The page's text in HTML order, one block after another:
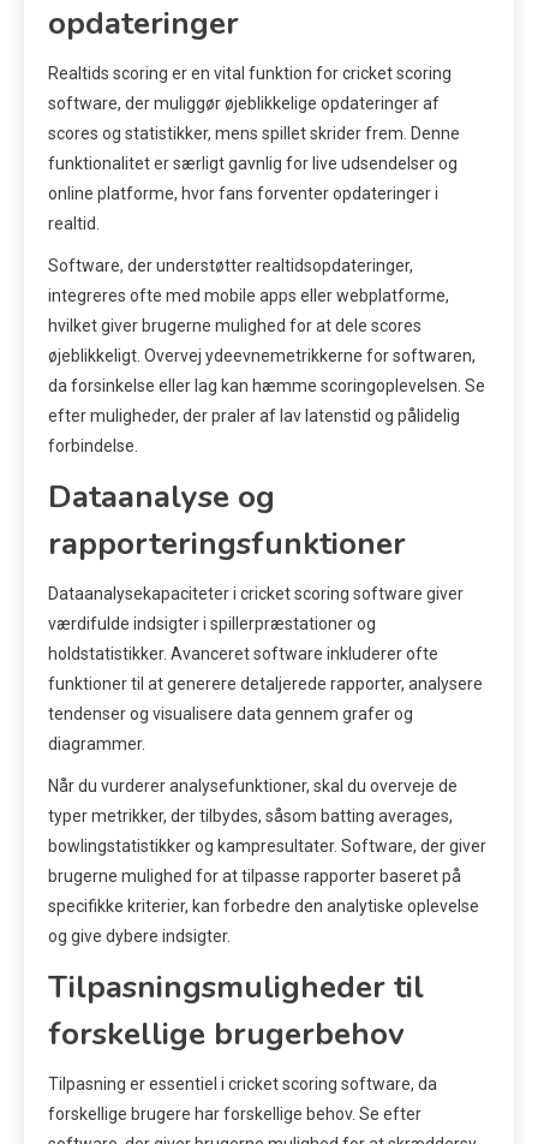
opdateringer
Realtids scoring er en vital funktion for cricket scoring
software, der muliggør øjeblikkelige opdateringer af
scores og statistikker, mens spillet skrider frem. Denne
funktionalitet er særligt gavnlig for live udsendelser og
online platforme, hvor fans forventer opdateringer i
realtid.
Software, der understøtter realtidsopdateringer,
integreres ofte med mobile apps eller webplatforme,
hvilket giver brugerne mulighed for at dele scores
øjeblikkeligt. Overvej ydeevnemetrikkerne for softwaren,
da forsinkelse eller lag kan hæmme scoringoplevelsen. Se
efter muligheder, der praler af lav latenstid og pålidelig
forbindelse.
Dataanalyse og
rapporteringsfunktioner
Dataanalysekapaciteter i cricket scoring software giver
værdifulde indsigter i spillerpræstationer og
holdstatistikker. Avanceret software inkluderer ofte
funktioner til at generere detaljerede rapporter, analysere
tendenser og visualisere data gennem grafer og
diagrammer.
Når du vurderer analysefunktioner, skal du overveje de
typer metrikker, der tilbydes, såsom batting averages,
bowlingstatistikker og kampresultater. Software, der giver
brugerne mulighed for at tilpasse rapporter baseret på
specifikke kriterier, kan forbedre den analytiske oplevelse
og give dybere indsigter.
Tilpasningsmuligheder til
forskellige brugerbehov
Tilpasning er essentiel i cricket scoring software, da
forskellige brugere har forskellige behov. Se efter